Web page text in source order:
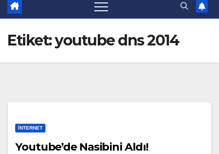
Etiket:youtube dns 2014
İNTERNET
Youtube’de Nasibini Aldı!